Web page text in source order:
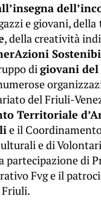
e giovani, della
, della creatività
digiovani del
del Friuli-
Territoriale
e il
e di
partecipazione di
Fvg e il
Friuli.